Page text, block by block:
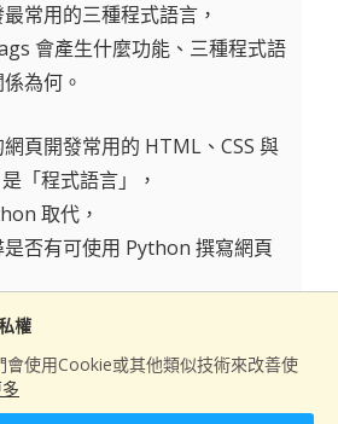
常用的三種程式語言，
會產生什麼功能、三種程式語
為何。
頁開發常用的 HTML、CSS 與
「程式語言」，
取代，
否有可使用 Python 撰寫網頁
贊同 0
權
使用Cookie或其他類似技術來改善使